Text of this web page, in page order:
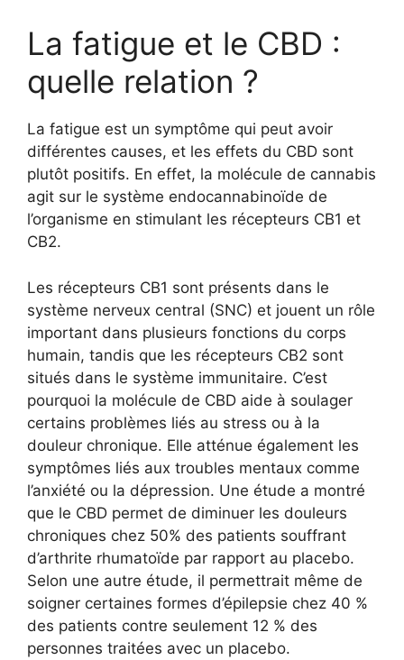
La fatigue et le CBD :
quelle relation ?
La fatigue est un symptôme qui peut avoir
différentes causes, et les effets du CBD sont
plutôt positifs. En effet, la molécule de cannabis
agit sur le système endocannabinoïde de
l’organisme en stimulant les récepteurs CB1 et
CB2.
Les récepteurs CB1 sont présents dans le
système nerveux central (SNC) et jouent un rôle
important dans plusieurs fonctions du corps
humain, tandis que les récepteurs CB2 sont
situés dans le système immunitaire. C’est
pourquoi la molécule de CBD aide à soulager
certains problèmes liés au stress ou à la
douleur chronique. Elle atténue également les
symptômes liés aux troubles mentaux comme
l’anxiété ou la dépression. Une étude a montré
que le CBD permet de diminuer les douleurs
chroniques chez 50% des patients souffrant
d’arthrite rhumatoïde par rapport au placebo.
Selon une autre étude, il permettrait même de
soigner certaines formes d’épilepsie chez 40 %
des patients contre seulement 12 % des
personnes traitées avec un placebo.